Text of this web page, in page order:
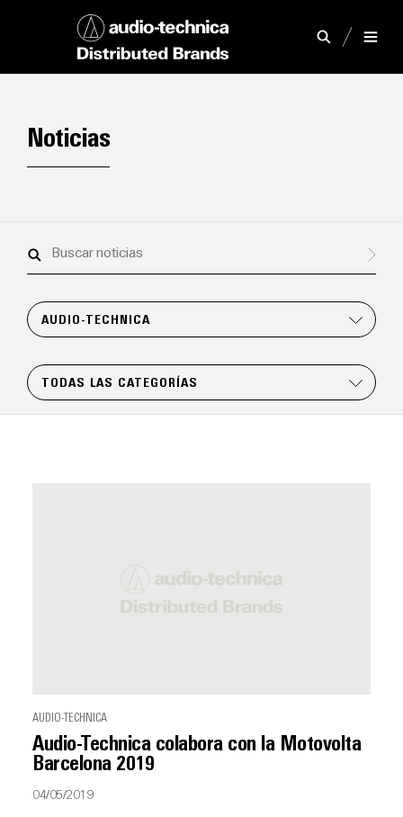
Noticias
Buscar
AUDIO-TECHNICA
TODAS LAS CATEGORÍAS
AUDIO-TECHNICA
Audio-Technica colabora con la Motovolta
Barcelona 2019
04/05/2019